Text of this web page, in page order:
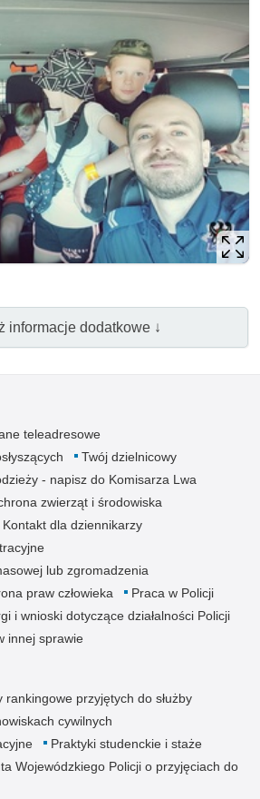
informacje dodatkowe ↓
teleadresowe
Twój dzielnicowy
- napisz do Komisarza Lwa
zwierząt i środowiska
Kontakt dla dziennikarzy
lub zgromadzenia
praw człowieka
Praca w Policji
i wnioski dotyczące działalności Policji
innej sprawie
rankingowe przyjętych do służby
cywilnych
Praktyki studenckie i staże
Wojewódzkiego Policji o przyjęciach do